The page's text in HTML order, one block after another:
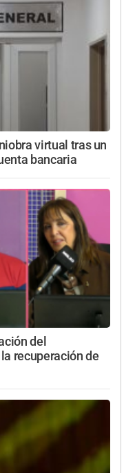
virtual tras un
bancaria
del
recuperación de